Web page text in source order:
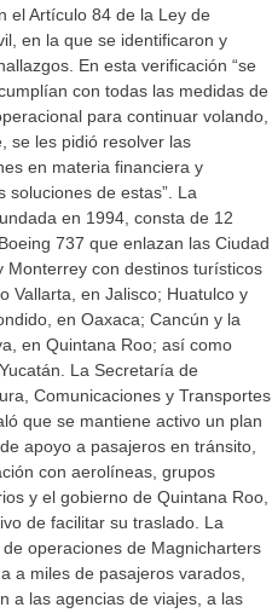
el Artículo 84 de la Ley de
en la que se identificaron y
En esta verificación “se
con todas las medidas de
para continuar volando,
se les pidió resolver las
en materia financiera y
soluciones de estas”. La
en 1994, consta de 12
737 que enlazan las Ciudad
Monterrey con destinos turísticos
Vallarta, en Jalisco; Huatulco y
en Oaxaca; Cancún y la
en Quintana Roo; así como
La Secretaría de
Comunicaciones y Transportes
que se mantiene activo un plan
apoyo a pasajeros en tránsito,
con aerolíneas, grupos
y el gobierno de Quintana Roo,
de facilitar su traslado. La
operaciones de Magnicharters
a miles de pasajeros varados,
a las agencias de viajes, a las